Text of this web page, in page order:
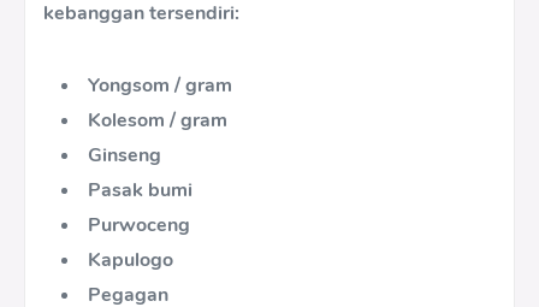
kebanggan tersendiri:
Yongsom / gram
Kolesom / gram
Ginseng
Pasak bumi
Purwoceng
Kapulogo
Pegagan